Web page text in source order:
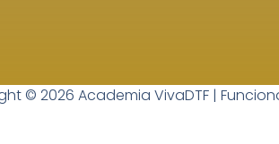
vivadtf.com/blog, seguir consejos,
Printers
© 2026 Academia VivaDTF |